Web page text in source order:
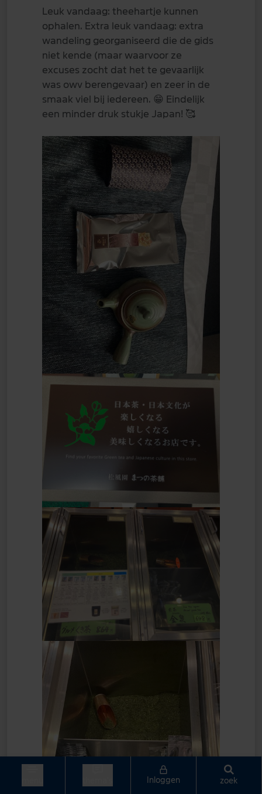
Inloggen zoek
Leuk vandaag: theehartje kunnen
ophalen. Extra leuk vandaag: extra
wandeling georganiseerd die de gids
niet kende (maar waarvoor ze
excuses zocht dat het te gevaarlijk
was owv berengevaar) en zeer in de
smaak viel bij iedereen. 😁 Eindelijk
een minder druk stukje Japan! 🥰